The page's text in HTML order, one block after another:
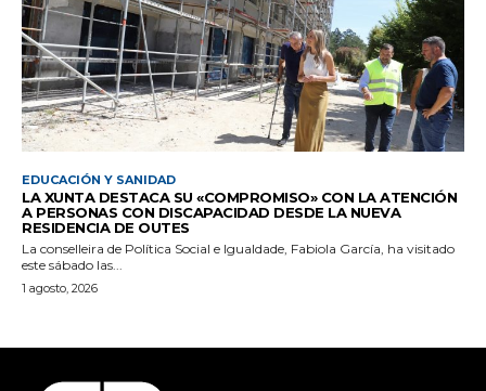
EDUCACIÓN Y SANIDAD
LA XUNTA DESTACA SU «COMPROMISO» CON LA ATENCIÓN
A PERSONAS CON DISCAPACIDAD DESDE LA NUEVA
RESIDENCIA DE OUTES
La conselleira de Política Social e Igualdade, Fabiola García, ha visitado
este sábado las...
1 agosto, 2026